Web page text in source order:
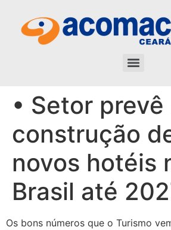
• Setor prevê
construção
novos hotéis
Brasil até
Os bons números que o Turismo